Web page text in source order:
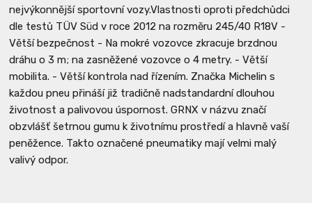
nejvýkonnější sportovní vozy.Vlastnosti oproti předchůdci
dle testů TÜV Süd v roce 2012 na rozměru 245/40 R18V -
Větší bezpečnost - Na mokré vozovce zkracuje brzdnou
dráhu o 3 m; na zasněžené vozovce o 4 metry. - Větší
mobilita. - Větší kontrola nad řízením. Značka Michelin s
každou pneu přináší již tradičně nadstandardní dlouhou
životnost a palivovou úspornost. GRNX v názvu značí
obzvlášť šetrnou gumu k životnímu prostředí a hlavně vaší
peněžence. Takto označené pneumatiky mají velmi malý
valivý odpor.